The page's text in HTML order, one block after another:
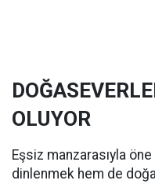
OLUYOR
Eşsiz manzarasıyla
dinlenmek hem de